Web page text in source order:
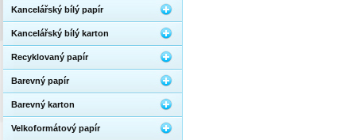
Kancelářský bílý papír
Kancelářský bílý karton
Recyklovaný papír
Barevný papír
Barevný karton
Velkoformátový papír